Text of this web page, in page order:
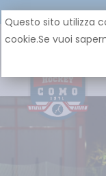
Questo sito utilizza
cookie.Se vuoi